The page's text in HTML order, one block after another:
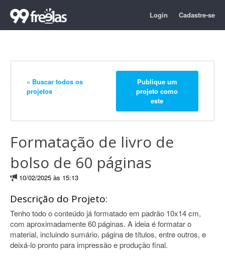
Login Cadastre-se
« Buscar todos os
projetos
Publique um
projeto como
este
Formatação de livro de
bolso de 60 páginas
10/02/2025 às 15:13
Descrição do Projeto:
Tenho todo o conteúdo já formatado em padrão 10x14 cm,
com aproximadamente 60 páginas. A ideia é formatar o
material, incluindo sumário, página de títulos, entre outros, e
deixá-lo pronto para impressão e produção final.